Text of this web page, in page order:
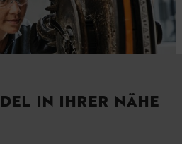
IN IHRER NÄHE